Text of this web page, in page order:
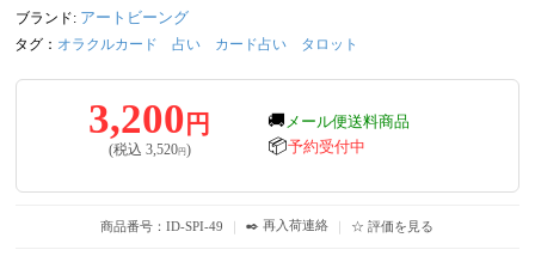
ブランド: アートビーング
タグ： オラクルカード 占い カード占い タロット
3,200 円
(税込 3,520円)
🚚 メール便送料商品
📦予約受付中
商品番号：ID-SPI-49 ｜ ✒️ 再入荷連絡 ｜ ☆ 評価を見る